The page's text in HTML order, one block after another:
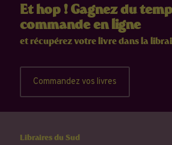
Et hop ! Gagnez du
commande en ligne
et récupérez votre livre dans la
Commandez vos livres
Libraires du Sud